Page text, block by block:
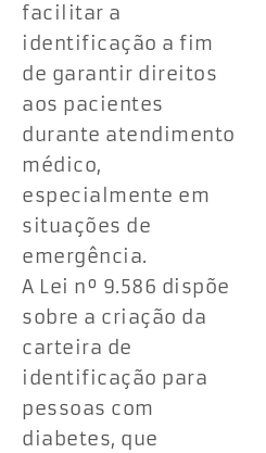
facilitar a
identificação a fim
de garantir direitos
aos pacientes
durante atendimento
médico,
especialmente em
situações de
emergência.
A Lei nº 9.586 dispõe
sobre a criação da
carteira de
identificação para
pessoas com
diabetes, que